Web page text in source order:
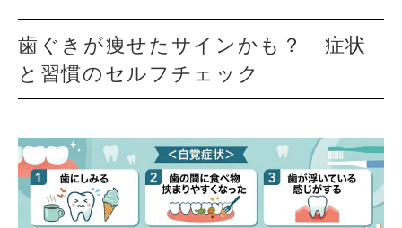
歯ぐきが痩せたサインかも？ 症状
と習慣のセルフチェック